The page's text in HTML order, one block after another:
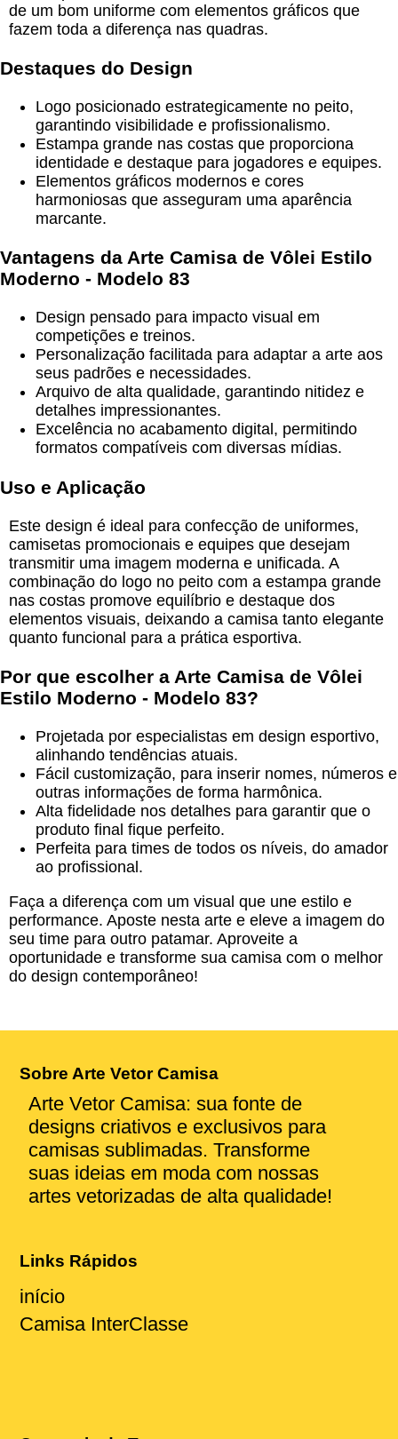
de um bom uniforme com elementos gráficos que
fazem toda a diferença nas quadras.
Destaques do Design
Logo posicionado estrategicamente no peito,
garantindo visibilidade e profissionalismo.
Estampa grande nas costas que proporciona
identidade e destaque para jogadores e equipes.
Elementos gráficos modernos e cores
harmoniosas que asseguram uma aparência
marcante.
Vantagens da Arte Camisa de Vôlei Estilo
Moderno - Modelo 83
Design pensado para impacto visual em
competições e treinos.
Personalização facilitada para adaptar a arte aos
seus padrões e necessidades.
Arquivo de alta qualidade, garantindo nitidez e
detalhes impressionantes.
Excelência no acabamento digital, permitindo
formatos compatíveis com diversas mídias.
Uso e Aplicação
Este design é ideal para confecção de uniformes,
camisetas promocionais e equipes que desejam
transmitir uma imagem moderna e unificada. A
combinação do logo no peito com a estampa grande
nas costas promove equilíbrio e destaque dos
elementos visuais, deixando a camisa tanto elegante
quanto funcional para a prática esportiva.
Por que escolher a Arte Camisa de Vôlei
Estilo Moderno - Modelo 83?
Projetada por especialistas em design esportivo,
alinhando tendências atuais.
Fácil customização, para inserir nomes, números e
outras informações de forma harmônica.
Alta fidelidade nos detalhes para garantir que o
produto final fique perfeito.
Perfeita para times de todos os níveis, do amador
ao profissional.
Faça a diferença com um visual que une estilo e
performance. Aposte nesta arte e eleve a imagem do
seu time para outro patamar. Aproveite a
oportunidade e transforme sua camisa com o melhor
do design contemporâneo!
Sobre Arte Vetor Camisa
Arte Vetor Camisa: sua fonte de
designs criativos e exclusivos para
camisas sublimadas. Transforme
suas ideias em moda com nossas
artes vetorizadas de alta qualidade!
Links Rápidos
início
Camisa InterClasse